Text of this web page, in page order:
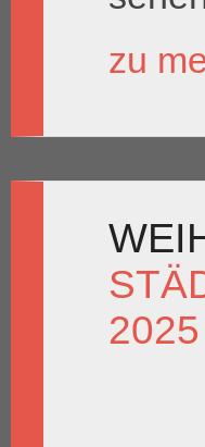
zu
2025